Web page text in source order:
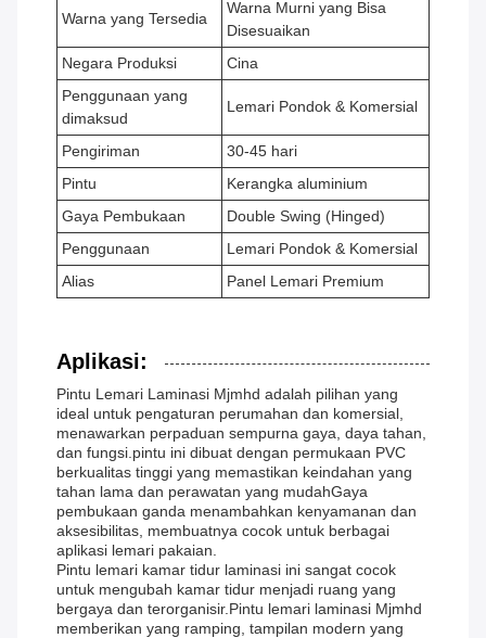
Warna yang Tersedia
Warna Murni yang Bisa
Disesuaikan
Negara Produksi
Cina
Penggunaan yang
dimaksud
Lemari Pondok & Komersial
Pengiriman
30-45 hari
Pintu
Kerangka aluminium
Gaya Pembukaan
Double Swing (Hinged)
Penggunaan
Lemari Pondok & Komersial
Alias
Panel Lemari Premium
Aplikasi:
Pintu Lemari Laminasi Mjmhd adalah pilihan yang
ideal untuk pengaturan perumahan dan komersial,
menawarkan perpaduan sempurna gaya, daya tahan,
dan fungsi.pintu ini dibuat dengan permukaan PVC
berkualitas tinggi yang memastikan keindahan yang
tahan lama dan perawatan yang mudahGaya
pembukaan ganda menambahkan kenyamanan dan
aksesibilitas, membuatnya cocok untuk berbagai
aplikasi lemari pakaian.
Pintu lemari kamar tidur laminasi ini sangat cocok
untuk mengubah kamar tidur menjadi ruang yang
bergaya dan terorganisir.Pintu lemari laminasi Mjmhd
memberikan yang ramping, tampilan modern yang